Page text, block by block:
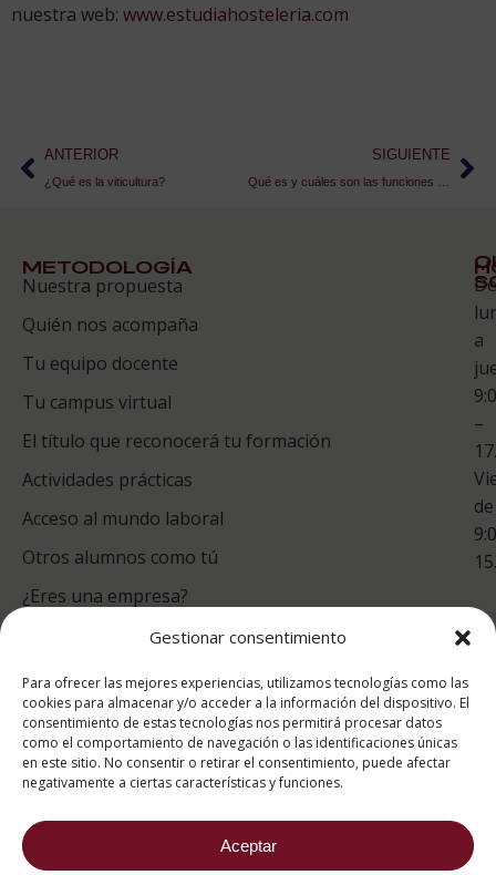
Gestionar consentimiento
Para ofrecer las mejores experiencias, utilizamos tecnologías como las
cookies para almacenar y/o acceder a la información del dispositivo. El
consentimiento de estas tecnologías nos permitirá procesar datos
como el comportamiento de navegación o las identificaciones únicas
en este sitio. No consentir o retirar el consentimiento, puede afectar
negativamente a ciertas características y funciones.
Aceptar
nuestra web: www.estudiahosteleria.com
ANTERIOR
¿Qué es la viticultura?
SIGUIENTE
METODOLOGÍA
Nuestra propuesta
Quién nos acompaña
Tu equipo docente
Tu campus virtual
El título que reconocerá tu formación
Actividades prácticas
Acceso al mundo laboral
Otros alumnos como tú
¿Eres una empresa?
Te
De
a
–
de
puntuación para ESAH
9.4/10
basado en1331
Valoraciones soportado por
eKomi